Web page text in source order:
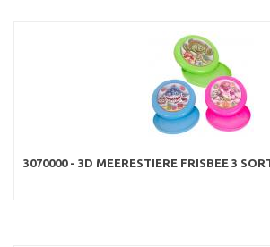
3070000 - 3D MEERESTIERE FRISBEE 3